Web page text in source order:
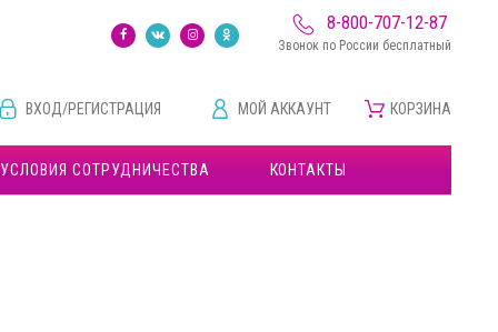
8-800-707-12-87
Звонок по России бесплатный
ВХОД/РЕГИСТРАЦИЯ МОЙ АККАУНТ КОРЗИНА
УСЛОВИЯ СОТРУДНИЧЕСТВА КОНТАКТЫ